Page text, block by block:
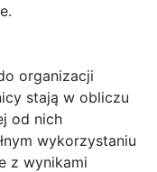
organizacji
stają w obliczu
od nich
wykorzystaniu
z wynikami